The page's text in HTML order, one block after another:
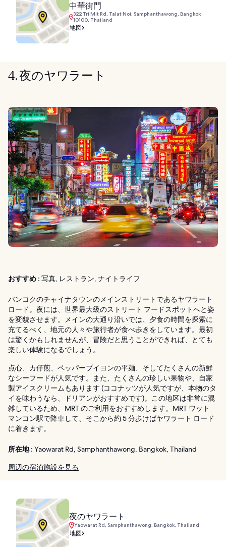
中華街門
322 Tri Mit Rd, Talat Noi, Samphanthawong, Bangkok
10100, Thailand
地図
4. 夜のヤワラート
おすすめ : 写真, レストラン, ナイトライフ
バンコクのチャイナタウンのメインストリートであるヤワラート
ロード。夜には、世界最大級のストリート フードスポットへと姿
を変貌させます。メインの大通り沿いでは、夕食の時間を探索に
充てるべく、地元の人々や旅行者が食べ歩きをしています。最初
は驚くかもしれませんが、冒険だと思うことができれば、とても
楽しい体験になるでしょう。
点心、カ仔煎、ペッパーブイヨンの平麺、そしてたくさんの新鮮
なシーフードが人気です。また、たくさんの珍しい果物や、自家
製アイスクリームもあります (ココナッツが人気ですが、本物のタ
イを味わうなら、ドリアンがおすすめです)。この地区は非常に混
雑しているため、MRT のご利用をおすすめします。MRT ワット
マンコン駅で降車して、そこから約 5 分歩けばヤワラート ロード
に着きます。
所在地 : Yaowarat Rd, Samphanthawong, Bangkok, Thailand
周辺の宿泊施設を見る
夜のヤワラート
Yaowarat Rd, Samphanthawong, Bangkok, Thailand
地図